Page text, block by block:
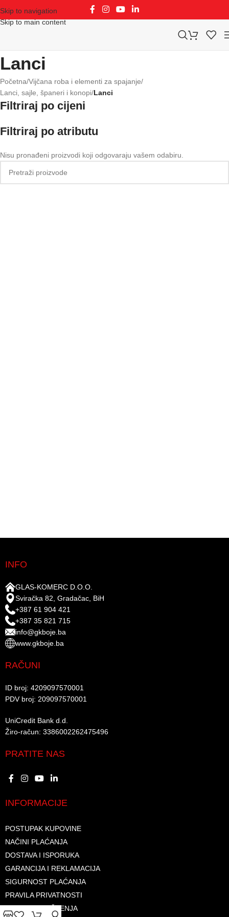
Skip to navigation
Skip to main content
Lanci
Početna/Vijčana roba i elementi za spajanje/
Lanci, sajle, španeri i konopi/Lanci
Filtriraj po cijeni
Filtriraj po atributu
Nisu pronađeni proizvodi koji odgovaraju vašem odabiru.
INFO
GLAS-KOMERC D.O.O.
Sviračka 82, Gradačac, BiH
+387 61 904 421
+387 35 821 715
info@gkboje.ba
www.gkboje.ba
RAČUNI
ID broj: 4209097570001​
PDV broj: 209097570001 ​
UniCredit Bank d.d.​
Žiro-račun: 3386002262475496​​
PRATITE NAS
INFORMACIJE
POSTUPAK KUPOVINE
NAČINI PLAĆANJA
DOSTAVA I ISPORUKA
GARANCIJA I REKLAMACIJA
SIGURNOST PLAĆANJA
PRAVILA PRIVATNOSTI
USLOVI KORIŠTENJA